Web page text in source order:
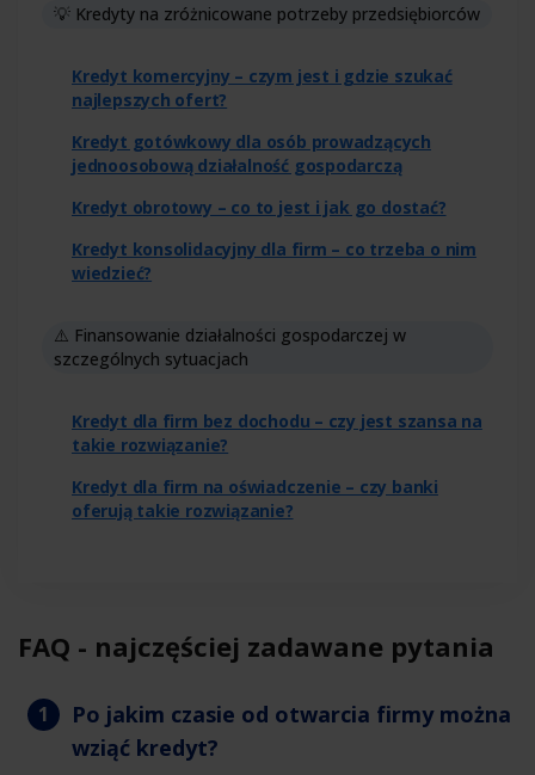
💡 Kredyty na zróżnicowane potrzeby przedsiębiorców
Kredyt komercyjny – czym jest i gdzie szukać
najlepszych ofert?
Kredyt gotówkowy dla osób prowadzących
jednoosobową działalność gospodarczą
Kredyt obrotowy – co to jest i jak go dostać?
Kredyt konsolidacyjny dla firm – co trzeba o nim
wiedzieć?
⚠️ Finansowanie działalności gospodarczej w
szczególnych sytuacjach
Kredyt dla firm bez dochodu – czy jest szansa na
takie rozwiązanie?
Kredyt dla firm na oświadczenie – czy banki
oferują takie rozwiązanie?
FAQ - najczęściej zadawane pytania
Po jakim czasie od otwarcia firmy można
wziąć kredyt?